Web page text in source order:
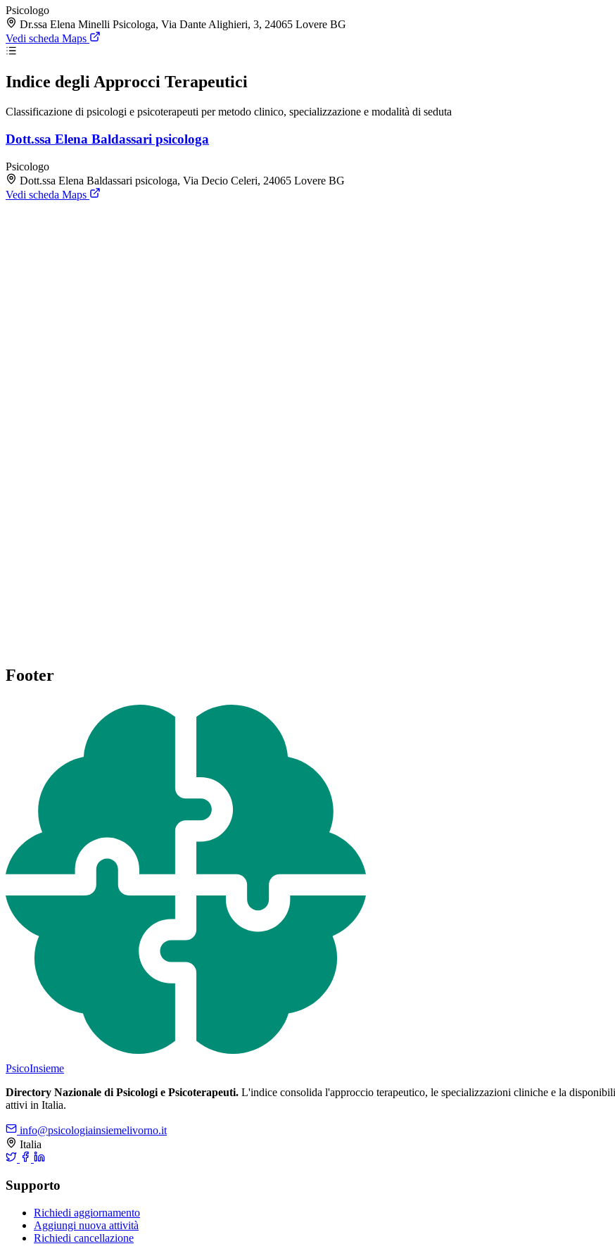
Psicologo
Dr.ssa Elena Minelli Psicologa, Via Dante Alighieri, 3, 24065 Lovere BG
Vedi scheda Maps
Indice degli Approcci Terapeutici
Classificazione di psicologi e psicoterapeuti per metodo clinico, specializzazione e modalità di seduta
Dott.ssa Elena Baldassari psicologa
Psicologo
Dott.ssa Elena Baldassari psicologa, Via Decio Celeri, 24065 Lovere BG
Vedi scheda Maps
Footer
PsicoInsieme
Directory Nazionale di Psicologi e Psicoterapeuti. L'indice consolida l'approccio terapeutico, le specializzazioni cliniche e la
attivi in Italia.
info@psicologiainsiemelivorno.it
Italia
Supporto
Richiedi aggiornamento
Aggiungi nuova attività
Richiedi cancellazione